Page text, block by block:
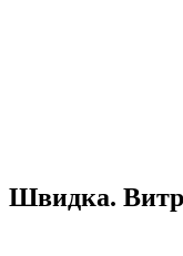
Швидка.